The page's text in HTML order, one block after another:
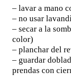
– lavar a mano
– no usar
– secar a la
color)
– planchar del
– guardar
prendas con